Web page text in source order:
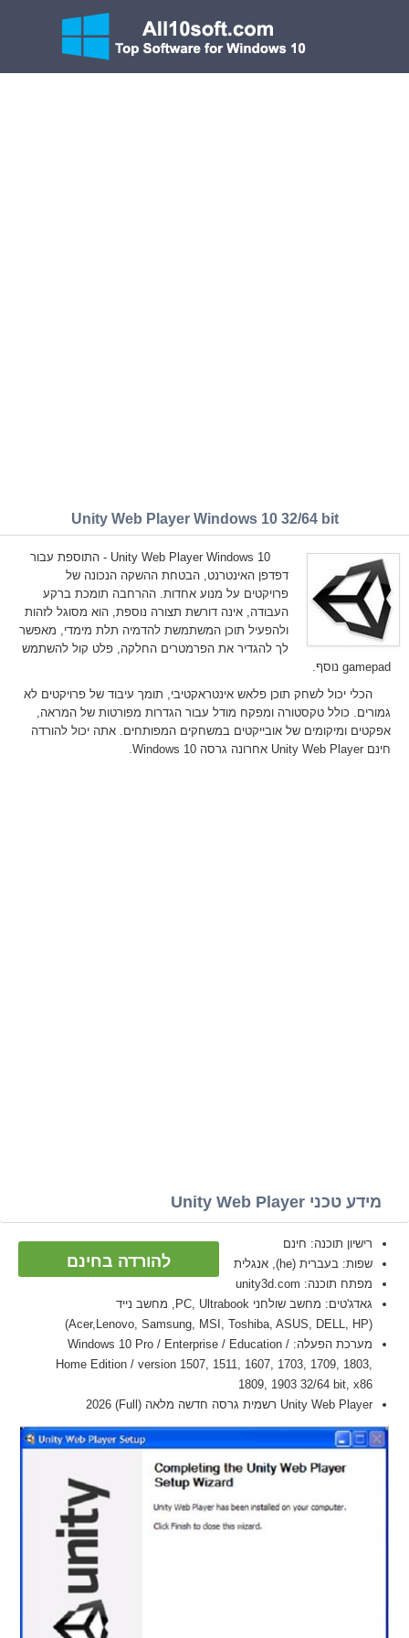
Unity Web Player Windows 10 32/64 bit
Unity Web Player Windows 10 - התוספת עבור
דפדפן האינטרנט, הבטחת ההשקה הנכונה של
פרויקטים על מנוע אחדות. ההרחבה תומכת ברקע
העבודה, אינה דורשת תצורה נוספת, הוא מסוגל לזהות
ולהפעיל תוכן המשתמשת להדמיה תלת מימדי, מאפשר
לך להגדיר את הפרמטרים החלקה, פלט קול להשתמש
gamepad נוסף.
הכלי יכול לשחק תוכן פלאש אינטראקטיבי, תומך עיבוד של פרויקטים לא
גמורים. כולל טקסטורה ומפקח מודל עבור הגדרות מפורטות של המראה,
אפקטים ומיקומים של אובייקטים במשחקים המפותחים. אתה יכול להורדה
חינם Unity Web Player אחרונה גרסה Windows 10.
מידע טכני Unity Web Player
להורדה בחינם
רישיון תוכנה: חינם
שפות: בעברית (he), אנגלית
מפתח תוכנה: unity3d.com
גאדג'טים: מחשב שולחני PC, Ultrabook, מחשב נייד
מערכת הפעלה: Windows 10 Pro / Enterprise / Education /
Home Edition / version 1507, 1511, 1607, 1703, 1709, 1803,
1809, 1903 32/64 bit, x86
Unity Web Player רשמית גרסה חדשה מלאה (Full) 2026